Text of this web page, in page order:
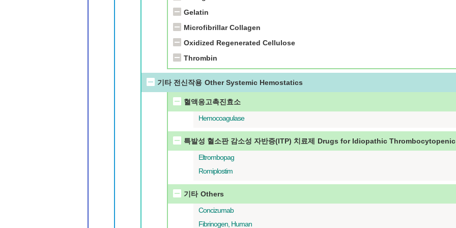
Gelatin
Microfibrillar Collagen
Oxidized Regenerated Cellulose
Thrombin
기타 전신작용 Other Systemic Hemostatics
혈액응고촉진효소
Hemocoagulase
특발성 혈소판 감소성 자반증(ITP) 치료제
Drugs for Idiopathic
Eltrombopag
Romiplostim
기타 Others
Concizumab
Fibrinogen, Human